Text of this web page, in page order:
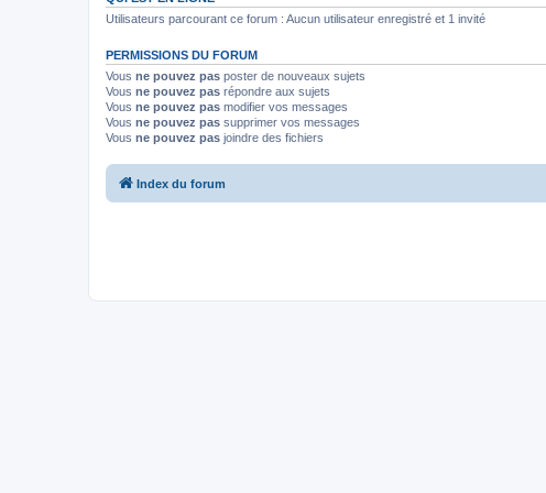
Utilisateurs parcourant ce forum : Aucun utilisateur enregistré et 1 invité
PERMISSIONS DU FORUM
Vous ne pouvez pas poster de nouveaux sujets
Vous ne pouvez pas répondre aux sujets
Vous ne pouvez pas modifier vos messages
Vous ne pouvez pas supprimer vos messages
Vous ne pouvez pas joindre des fichiers
Index du forum